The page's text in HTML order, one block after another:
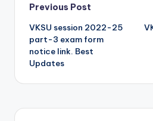
Previous Post
VKSU session 2022-25
part-3 exam form
notice link. Best
Updates